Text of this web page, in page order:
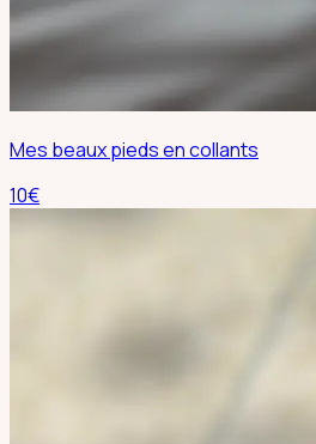
Mes beaux pieds en collants
10€